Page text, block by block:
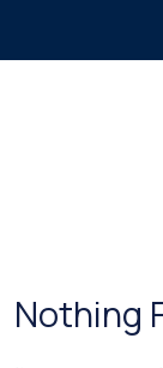
Nothing